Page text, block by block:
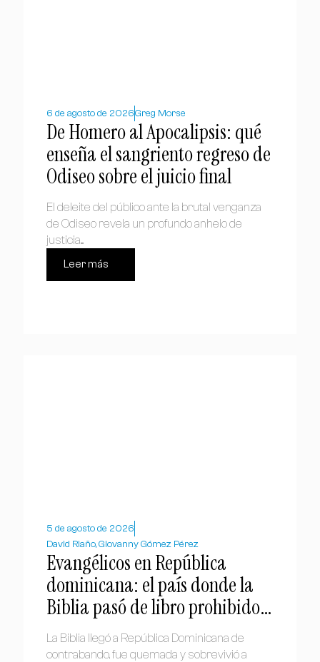
6 de agosto de 2026Greg Morse
De Homero al Apocalipsis: qué
enseña el sangriento regreso de
Odiseo sobre el juicio final
El deleite del público ante la brutal venganza
de Odiseo revela un profundo anhelo de
justicia....
Leer más
5 de agosto de 2026
David Riaño, Giovanny Gómez Pérez
Evangélicos en República
dominicana: el país donde la
Biblia pasó de libro prohibido a
símbolo nacional
La Biblia llegó a República Dominicana de
contrabando, fue quemada y sobrevivió a